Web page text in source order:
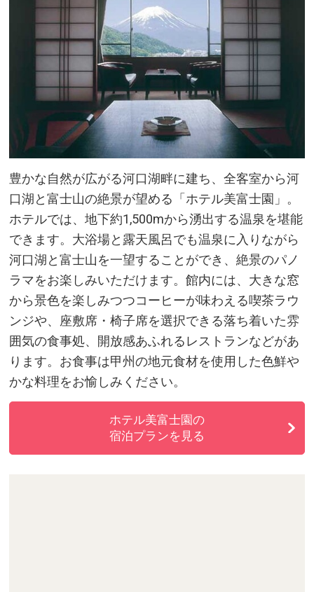
豊かな自然が広がる河口湖畔に建ち、全客室から河
口湖と富士山の絶景が望める「ホテル美富士園」。
ホテルでは、地下約1,500mから湧出する温泉を堪能
できます。大浴場と露天風呂でも温泉に入りながら
河口湖と富士山を一望することができ、絶景のパノ
ラマをお楽しみいただけます。館内には、大きな窓
から景色を楽しみつつコーヒーが味わえる喫茶ラウ
ンジや、座敷席・椅子席を選択できる落ち着いた雰
囲気の食事処、開放感あふれるレストランなどがあ
ります。お食事は甲州の地元食材を使用した色鮮や
かな料理をお愉しみください。
ホテル美富士園の
宿泊プランを見る